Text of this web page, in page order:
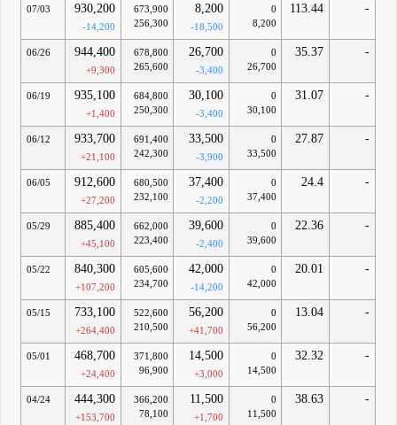
07/03 930,200
-14,200
673,900
256,300
8,200
-18,500
0
8,200
113.44 -
06/26 944,400
+9,300
678,800
265,600
26,700
-3,400
0
26,700
35.37 -
06/19 935,100
+1,400
684,800
250,300
30,100
-3,400
0
30,100
31.07 -
06/12 933,700
+21,100
691,400
242,300
33,500
-3,900
0
33,500
27.87 -
06/05 912,600
+27,200
680,500
232,100
37,400
-2,200
0
37,400
24.4 -
05/29 885,400
+45,100
662,000
223,400
39,600
-2,400
0
39,600
22.36 -
05/22 840,300
+107,200
605,600
234,700
42,000
-14,200
0
42,000
20.01 -
05/15 733,100
+264,400
522,600
210,500
56,200
+41,700
0
56,200
13.04 -
05/01 468,700
+24,400
371,800
96,900
14,500
+3,000
0
14,500
32.32 -
04/24 444,300
+153,700
366,200
78,100
11,500
+1,700
0
11,500
38.63 -